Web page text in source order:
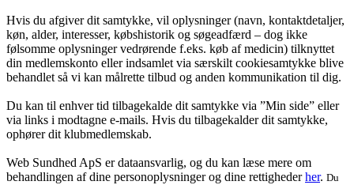
Hvis du afgiver dit samtykke, vil oplysninger (navn, kontaktdetaljer,
køn, alder, interesser, købshistorik og søgeadfærd – dog ikke
følsomme oplysninger vedrørende f.eks. køb af medicin) tilknyttet
din medlemskonto eller indsamlet via særskilt cookiesamtykke blive
behandlet så vi kan målrette tilbud og anden kommunikation til dig.
Du kan til enhver tid tilbagekalde dit samtykke via ”Min side” eller
via links i modtagne e-mails. Hvis du tilbagekalder dit samtykke,
ophører dit klubmedlemskab.
Web Sundhed ApS er dataansvarlig, og du kan læse mere om
behandlingen af dine personoplysninger og dine rettighederher. Du